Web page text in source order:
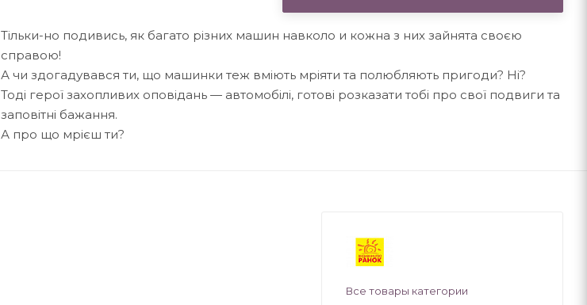
Тільки-но подивись, як багато різних машин навколо и кожна з них зайнята своєю
справою!
А чи здогадувався ти, що машинки теж вміють мріяти та полюбляють пригоди? Ні?
Тоді герої захопливих оповідань — автомобілі, готові розказати тобі про свої подвиги та
заповітні бажання.
А про що мрієш ти?
Все товары категории